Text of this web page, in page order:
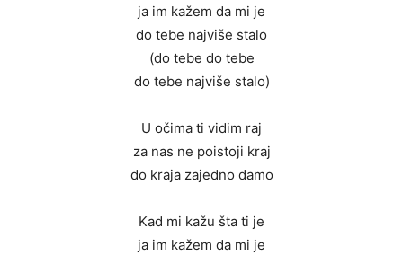
ja im kažem da mi je
do tebe najviše stalo
(do tebe do tebe
do tebe najviše stalo)
U očima ti vidim raj
za nas ne poistoji kraj
do kraja zajedno damo
Kad mi kažu šta ti je
ja im kažem da mi je